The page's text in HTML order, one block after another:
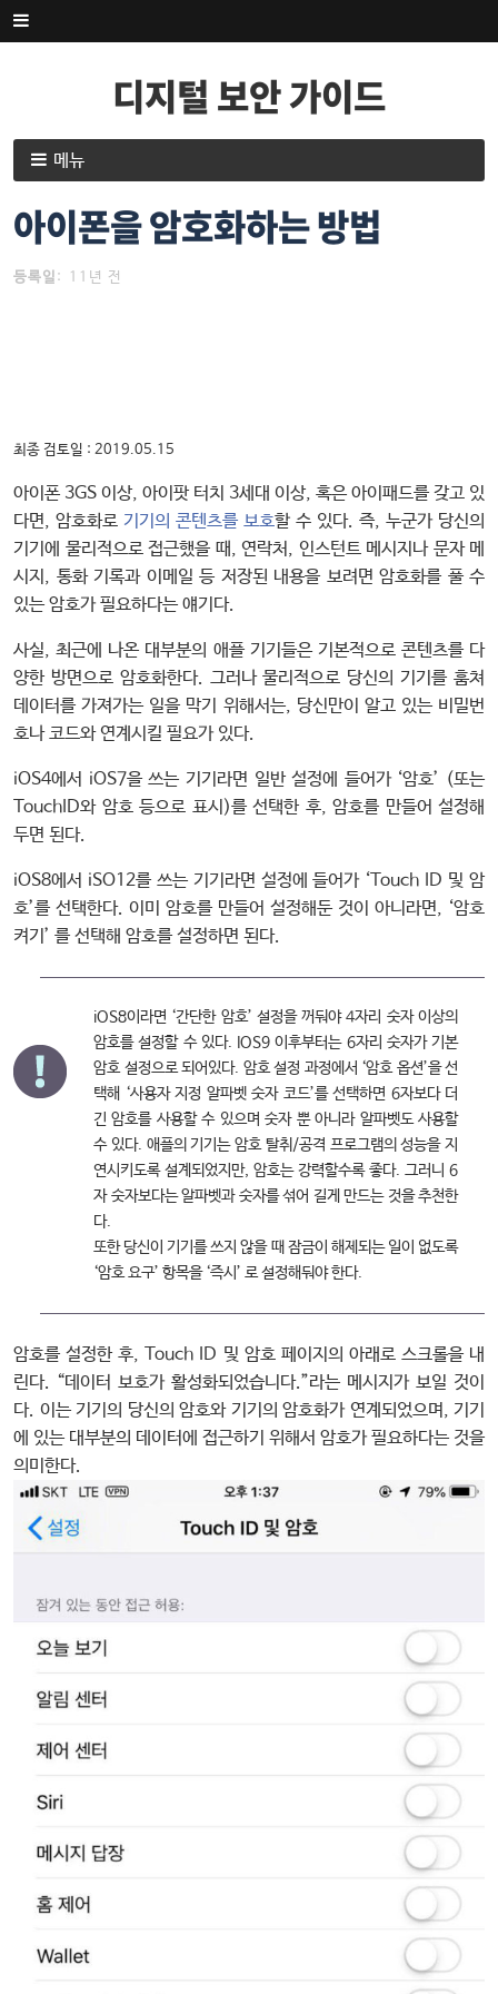
내
용
뛰
기
디지털 보안 가이드
용
으
로
너
메뉴
아이폰을 암호화하는 방법
등록일 : 11년 전
최종 검토일 : 2019.05.15
아이폰 3GS 이상, 아이팟 터치 3세대 이상, 혹은 아이패드를 갖고 있
다면, 암호화로 기기의 콘텐츠를 보호할 수 있다. 즉, 누군가 당신의
기기에 물리적으로 접근했을 때, 연락처, 인스턴트 메시지나 문자 메
시지, 통화 기록과 이메일 등 저장된 내용을 보려면 암호화를 풀 수
있는 암호가 필요하다는 얘기다.
사실, 최근에 나온 대부분의 애플 기기들은 기본적으로 콘텐츠를 다
양한 방면으로 암호화한다. 그러나 물리적으로 당신의 기기를 훔쳐
데이터를 가져가는 일을 막기 위해서는, 당신만이 알고 있는 비밀번
호나 코드와 연계시킬 필요가 있다.
iOS4에서 iOS7을 쓰는 기기라면 일반 설정에 들어가 ‘암호’ (또는
TouchID와 암호 등으로 표시)를 선택한 후, 암호를 만들어 설정해
두면 된다.
iOS8에서 iSO12를 쓰는 기기라면 설정에 들어가 ‘Touch ID 및 암
호’를 선택한다. 이미 암호를 만들어 설정해둔 것이 아니라면, ‘암호
켜기’ 를 선택해 암호를 설정하면 된다.
iOS8이라면 ‘간단한 암호’ 설정을 꺼둬야 4자리 숫자 이상의
암호를 설정할 수 있다. IOS9 이후부터는 6자리 숫자가 기본
암호 설정으로 되어있다. 암호 설정 과정에서 ‘암호 옵션’을 선
택해 ‘사용자 지정 알파벳 숫자 코드’를 선택하면 6자보다 더
긴 암호를 사용할 수 있으며 숫자 뿐 아니라 알파벳도 사용할
수 있다. 애플의 기기는 암호 탈취/공격 프로그램의 성능을 지
연시키도록 설계되었지만, 암호는 강력할수록 좋다. 그러니 6
자 숫자보다는 알파벳과 숫자를 섞어 길게 만드는 것을 추천한
다.
또한 당신이 기기를 쓰지 않을 때 잠금이 해제되는 일이 없도록
‘암호 요구’ 항목을 ‘즉시’ 로 설정해둬야 한다.
암호를 설정한 후, Touch ID 및 암호 페이지의 아래로 스크롤을 내
린다. “데이터 보호가 활성화되었습니다.”라는 메시지가 보일 것이
다. 이는 기기의 당신의 암호와 기기의 암호화가 연계되었으며, 기기
에 있는 대부분의 데이터에 접근하기 위해서 암호가 필요하다는 것을
의미한다.